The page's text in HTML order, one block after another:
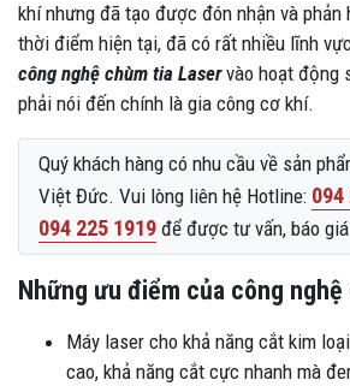
khí nhưng đã tạo được đón nhận và
thời điểm hiện tại, đã có rất nhiều lĩnh
công nghệ chùm tia Laservào hoạt động
phải nói đến chính là gia công cơ khí.
Quý khách hàng có nhu cầu về sản
Việt Đức. Vui lòng liên hệ Hotline: 094
094 225 1919 để được tư vấn, báo
Những ưu điểm của công
Máy laser cho khả năng cắt kim
cao, khả năng cắt cực nhanh mà